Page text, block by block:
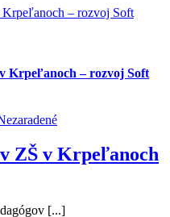
– rozvoj Soft
Krpeľanoch – rozvoj Soft
ZŠ v Krpeľanoch
[...]